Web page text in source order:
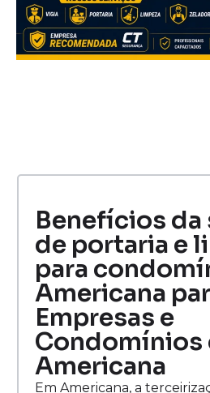
Benefícios
de portaria e
para
Americana
Empresas e
Condomínios
Americana
Em Americana, a